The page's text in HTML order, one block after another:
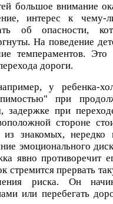
большое внимание
интерес к чему-
об опасности,
На поведение
темпераментов. Это
дороги.
у ребенка-
при
задержке при
стороне
из знакомых, нередко
эмоционального
явно противоречит
стремится прервать
риска. Он
или перебегать